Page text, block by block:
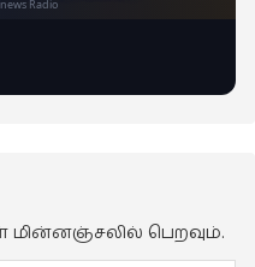
மின்னஞ்சலில் பெறவும்.